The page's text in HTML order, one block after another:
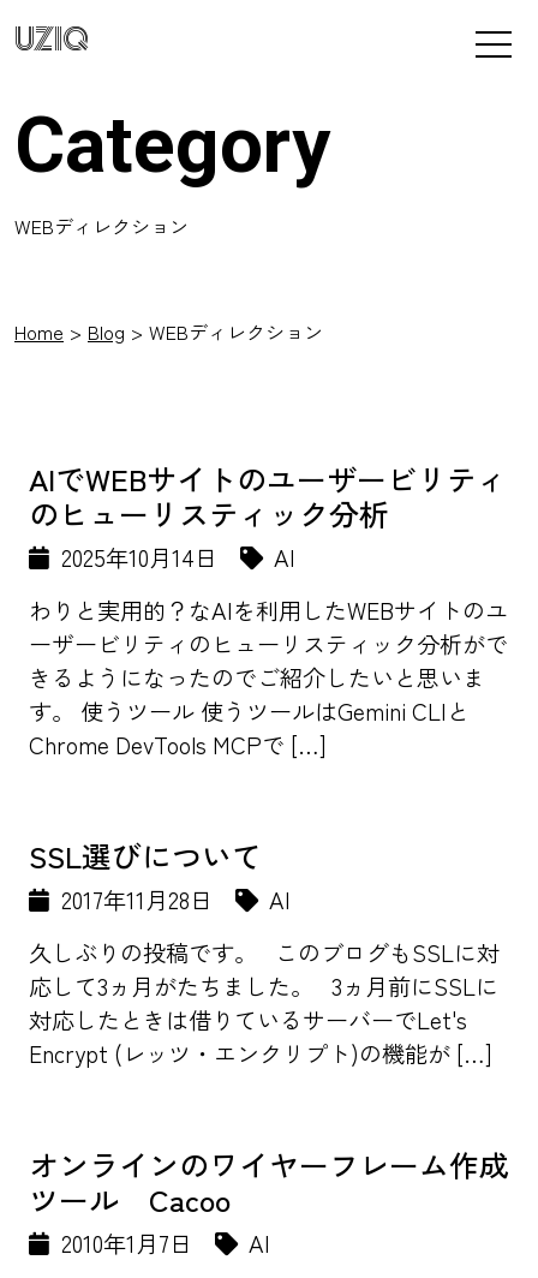
UZIQ
Category
WEBディレクション
Home Blog WEBディレクション
AIでWEBサイトのユーザービリティ
のヒューリスティック分析
2025年10月14日
AI
わりと実用的？なAIを利用したWEBサイトのユ
ーザービリティのヒューリスティック分析がで
きるようになったのでご紹介したいと思いま
す。 使うツール 使うツールはGemini CLIと
Chrome DevTools MCPで […]
SSL選びについて
2017年11月28日
AI
久しぶりの投稿です。 このブログもSSLに対
応して3ヵ月がたちました。 3ヵ月前にSSLに
対応したときは借りているサーバーでLet's
Encrypt (レッツ・エンクリプト)の機能が […]
オンラインのワイヤーフレーム作成
ツール Cacoo
2010年1月7日
AI